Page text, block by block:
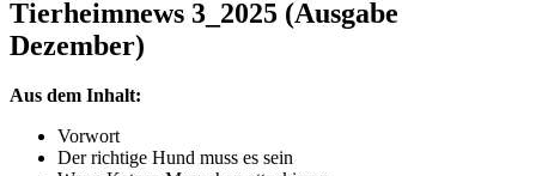
Tierheimnews 3_2025 (Ausgabe
Dezember)
Aus dem Inhalt:
Vorwort
Der richtige Hund muss es sein